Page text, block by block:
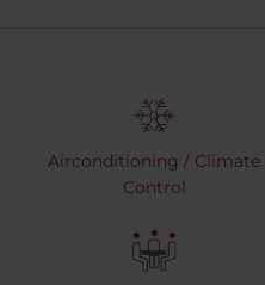
Airconditioning / Climate
Control